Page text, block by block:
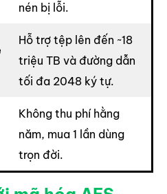
nén bị lỗi.
Hỗ trợ tệp lên đến ~18
triệu TB và đường dẫn
tối đa 2048 ký tự.
Không thu phí hằng
năm, mua 1 lần dùng
trọn đời.